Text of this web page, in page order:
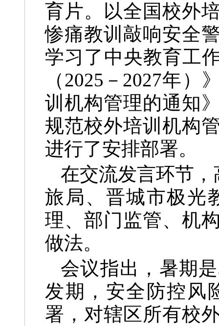
育片。以全国校外
惨痛教训敲响安全
学习了中央教育工
（2025－2027年
训机构管理的通知
规范校外培训机构
进行了安排部署。
在交流发言环节
旅局、晋城市极光
理、部门监管、机
做法。
会议指出， 暑期
发期，安全防控风
署，对辖区所有校